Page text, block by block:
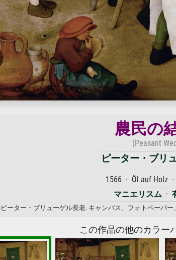
農民の
(Peasant
ピーター・ブリ
1566 · Öl auf Holz
マニエリスム ·
ピーター・ブリューゲル長老. キャンバス、フォトペーパ
この作品の他のカラー